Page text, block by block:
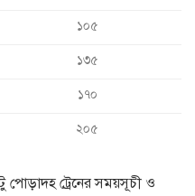
১০৫
১৩৫
১৭০
২০৫
পোড়াদহ ট্রেনের সময়সূচী ও